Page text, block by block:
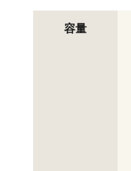
容量